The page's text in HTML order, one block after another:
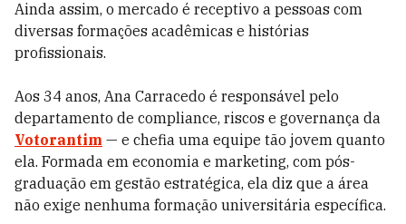
Ainda assim, o mercado é receptivo a pessoas com
diversas formações acadêmicas e histórias
profissionais.
Aos 34 anos, Ana Carracedo é responsável pelo
departamento de compliance, riscos e governança da
Votorantim — e chefia uma equipe tão jovem quanto
ela. Formada em economia e marketing, com pós-
graduação em gestão estratégica, ela diz que a área
não exige nenhuma formação universitária específica.